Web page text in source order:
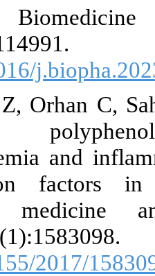
NAFLD.
[
33. Tuzcu Z,
Oxidative
[